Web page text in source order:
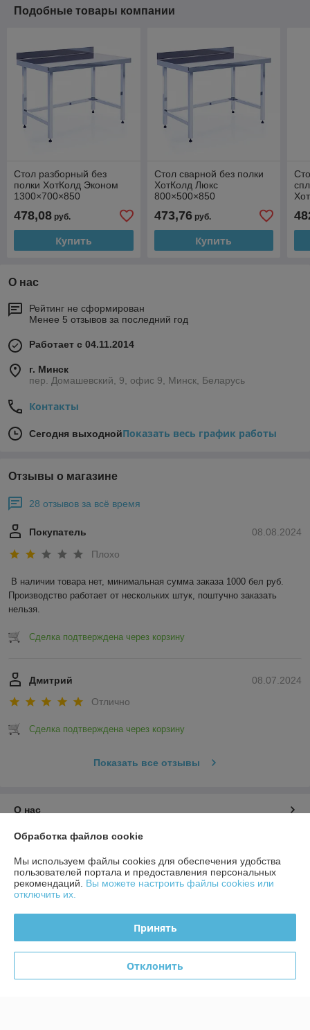
Подобные товары компании
Стол разборный без
полки ХотКолд Эконом
1300×700×850
478,08 руб.
Купить
Стол сварной без полки
ХотКолд Люкс
800×500×850
473,76руб.
Купить
О нас
Рейтинг не сформирован
Менее 5 отзывов за последний год
Работает с 04.11.2014
г. Минск
пер. Домашевский, 9, офис 9, Минск, Беларусь
Контакты
Сегодня выходнойПоказать весь график работы
Отзывы о магазине
28 отзывов за всё время
08.08.2024
Покупатель
Плохо
В наличии товара нет, минимальная сумма заказа 1000 бел руб.
Производство работает от нескольких штук, поштучно заказать
нельзя.
Сделка подтверждена через корзину
08.07.2024
Дмитрий
Отлично
Сделка подтверждена через корзину
Показать все отзывы
О нас
Контакты
Доставка и оплата
Полная версия сайта
Политика обработки cookies
Обработка файлов cookie
Мы используем файлы cookies для обеспечения удобства
пользователей портала и предоставления персональных
рекомендаций. Вы можете настроить файлы cookies или
отключить их.
Принять
Отклонить